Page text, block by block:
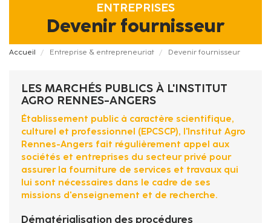
ENTREPRISES
Devenir fournisseur
FilAccueil Entreprise & entrepreneuriat Devenir fournisseur
LES MARCHÉS PUBLICS À L'INSTITUT
AGRO RENNES-ANGERS
Établissement public à caractère scientifique,
culturel et professionnel (EPCSCP), l'Institut Agro
Rennes-Angers fait régulièrement appel aux
sociétés et entreprises du secteur privé pour
assurer la fourniture de services et travaux qui
lui sont nécessaires dans le cadre de ses
missions d'enseignement et de recherche.
Dématérialisation des procédures